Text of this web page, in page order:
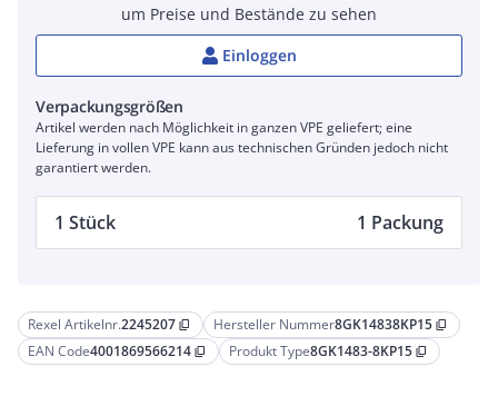
Rexel Artikelnr.2245207 content_copy Hersteller Nummer8GK14838KP15 content_copy
EAN Code4001869566214 content_copy Produkt Type8GK1483-8KP15 content_copy
um Preise und Bestände zu sehen
Einloggen
Verpackungsgrößen
Artikel werden nach Möglichkeit in ganzen VPE geliefert; eine
Lieferung in vollen VPE kann aus technischen Gründen jedoch nicht
garantiert werden.
1 Stück 1 Packung